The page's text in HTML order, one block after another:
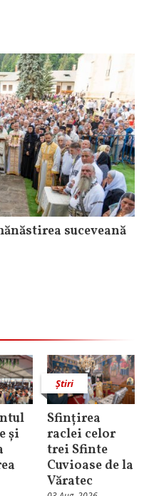
suceveană
și
Știri
Sfințirea
raclei celor
trei Sfinte
Cuvioase de la
Văratec